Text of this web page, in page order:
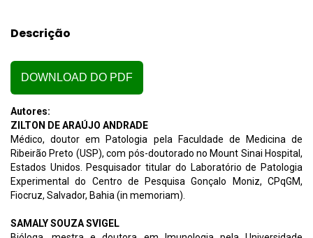
Descrição
DOWNLOAD DO PDF
Autores:
ZILTON DE ARAÚJO ANDRADE
Médico, doutor em Patologia pela Faculdade de Medicina de
Ribeirão Preto (USP), com pós-doutorado no Mount Sinai Hospital,
Estados Unidos. Pesquisador titular do Laboratório de Patologia
Experimental do Centro de Pesquisa Gonçalo Moniz, CPqGM,
Fiocruz, Salvador, Bahia (in memoriam).
SAMALY SOUZA SVIGEL